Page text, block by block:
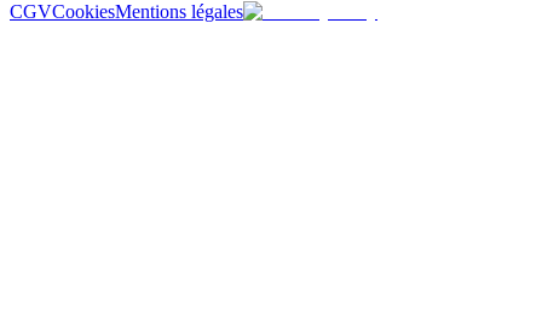
CGVCookiesMentions légales